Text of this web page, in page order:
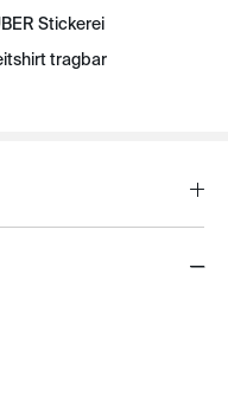
Stickerei
tragbar